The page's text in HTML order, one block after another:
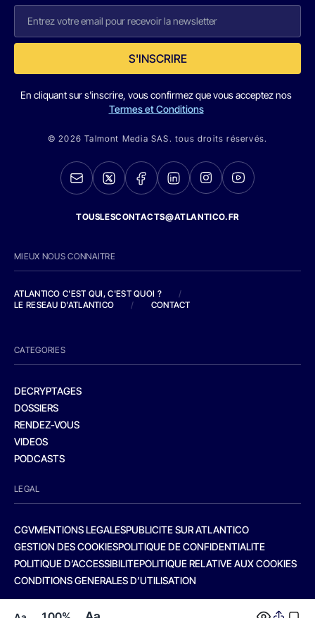
S'INSCRIRE
En cliquant sur s'inscrire, vous confirmez que vous acceptez nos
Termes et Conditions
© 2026 Talmont Media SAS. tous droits réservés.
TOUSLESCONTACTS@ATLANTICO.FR
MIEUX NOUS CONNAITRE
ATLANTICO C'EST QUI, C'EST QUOI ?
/
LE RESEAU D'ATLANTICO
/ CONTACT
CATEGORIES
DECRYPTAGES
DOSSIERS
RENDEZ-VOUS
VIDEOS
PODCASTS
LEGAL
CGVMENTIONS LEGALESPUBLICITE SUR ATLANTICO
GESTION DES COOKIESPOLITIQUE DE CONFIDENTIALITE
POLITIQUE D’ACCESSIBILITEPOLITIQUE RELATIVE AUX COOKIES
CONDITIONS GENERALES D’UTILISATION